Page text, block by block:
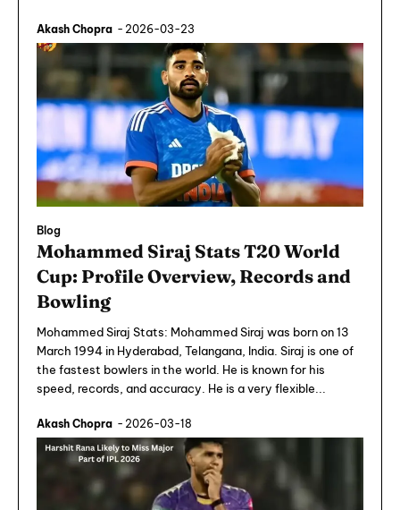
Akash Chopra - 2026-03-23
Blog
Mohammed Siraj Stats T20 World
Cup: Profile Overview, Records and
Bowling
Mohammed Siraj Stats: Mohammed Siraj was born on 13
March 1994 in Hyderabad, Telangana, India. Siraj is one of
the fastest bowlers in the world. He is known for his
speed, records, and accuracy. He is a very flexible...
Akash Chopra - 2026-03-18